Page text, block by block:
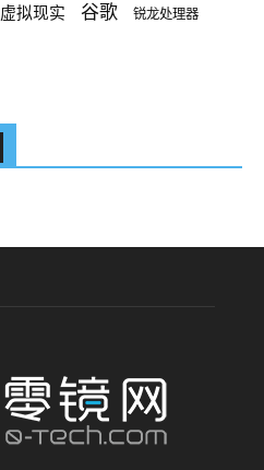
虚拟现实 谷歌 锐龙处理器